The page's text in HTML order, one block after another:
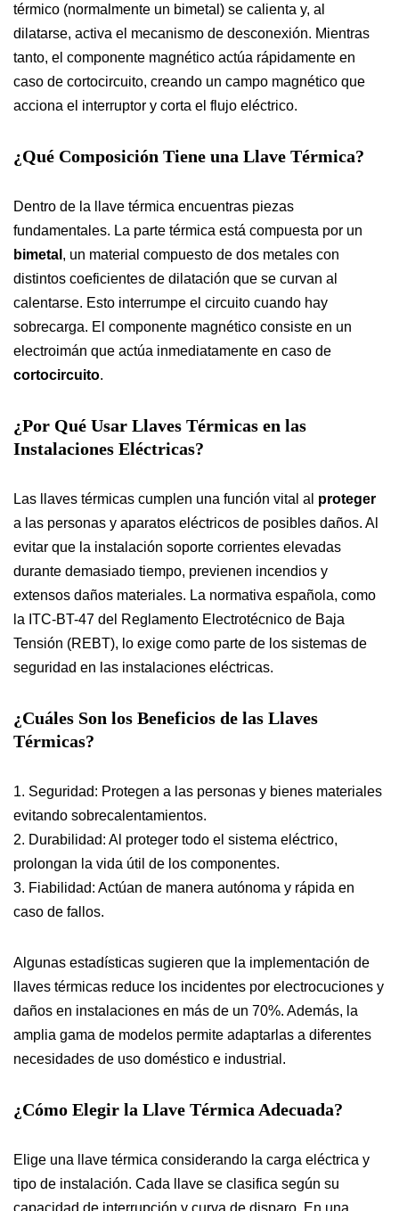
térmico (normalmente un bimetal) se calienta y, al
dilatarse, activa el mecanismo de desconexión. Mientras
tanto, el componente magnético actúa rápidamente en
caso de cortocircuito, creando un campo magnético que
acciona el interruptor y corta el flujo eléctrico.
¿Qué Composición Tiene una Llave Térmica?
Dentro de la llave térmica encuentras piezas
fundamentales. La parte térmica está compuesta por un
bimetal , un material compuesto de dos metales con
distintos coeficientes de dilatación que se curvan al
calentarse. Esto interrumpe el circuito cuando hay
sobrecarga. El componente magnético consiste en un
electroimán que actúa inmediatamente en caso de
cortocircuito.
¿Por Qué Usar Llaves Térmicas en las
Instalaciones Eléctricas?
Las llaves térmicas cumplen una función vital al proteger
a las personas y aparatos eléctricos de posibles daños. Al
evitar que la instalación soporte corrientes elevadas
durante demasiado tiempo, previenen incendios y
extensos daños materiales. La normativa española, como
la ITC-BT-47 del Reglamento Electrotécnico de Baja
Tensión (REBT), lo exige como parte de los sistemas de
seguridad en las instalaciones eléctricas.
¿Cuáles Son los Beneficios de las Llaves
Térmicas?
1. Seguridad: Protegen a las personas y bienes materiales
evitando sobrecalentamientos.
2. Durabilidad: Al proteger todo el sistema eléctrico,
prolongan la vida útil de los componentes.
3. Fiabilidad: Actúan de manera autónoma y rápida en
caso de fallos.
Algunas estadísticas sugieren que la implementación de
llaves térmicas reduce los incidentes por electrocuciones y
daños en instalaciones en más de un 70%. Además, la
amplia gama de modelos permite adaptarlas a diferentes
necesidades de uso doméstico e industrial.
¿Cómo Elegir la Llave Térmica Adecuada?
Elige una llave térmica considerando la carga eléctrica y
tipo de instalación. Cada llave se clasifica según su